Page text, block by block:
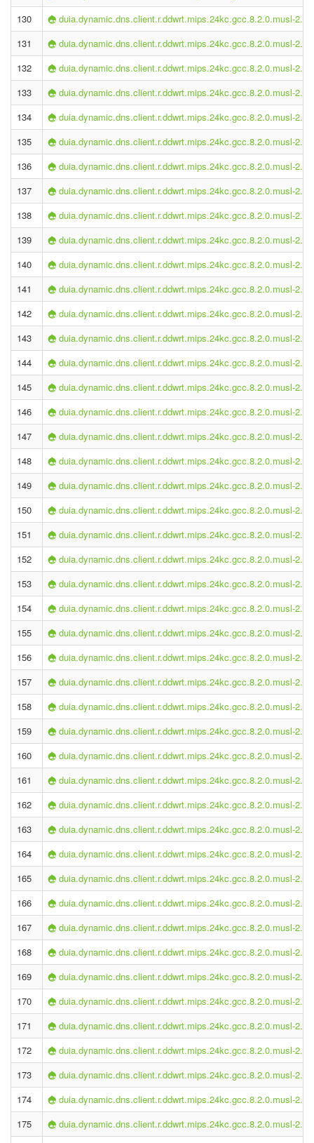
130
duia.dynamic.dns.client.r.ddwrt.mips.24kc.gcc.8.2.0.musl-
131
duia.dynamic.dns.client.r.ddwrt.mips.24kc.gcc.8.2.0.musl-
132
duia.dynamic.dns.client.r.ddwrt.mips.24kc.gcc.8.2.0.musl-
133
duia.dynamic.dns.client.r.ddwrt.mips.24kc.gcc.8.2.0.musl-
134
duia.dynamic.dns.client.r.ddwrt.mips.24kc.gcc.8.2.0.musl-
135
duia.dynamic.dns.client.r.ddwrt.mips.24kc.gcc.8.2.0.musl-
136
duia.dynamic.dns.client.r.ddwrt.mips.24kc.gcc.8.2.0.musl-
137
duia.dynamic.dns.client.r.ddwrt.mips.24kc.gcc.8.2.0.musl-
138
duia.dynamic.dns.client.r.ddwrt.mips.24kc.gcc.8.2.0.musl-
139
duia.dynamic.dns.client.r.ddwrt.mips.24kc.gcc.8.2.0.musl-
140
duia.dynamic.dns.client.r.ddwrt.mips.24kc.gcc.8.2.0.musl-
141
duia.dynamic.dns.client.r.ddwrt.mips.24kc.gcc.8.2.0.musl-
142
duia.dynamic.dns.client.r.ddwrt.mips.24kc.gcc.8.2.0.musl-
143
duia.dynamic.dns.client.r.ddwrt.mips.24kc.gcc.8.2.0.musl-
144
duia.dynamic.dns.client.r.ddwrt.mips.24kc.gcc.8.2.0.musl-
145
duia.dynamic.dns.client.r.ddwrt.mips.24kc.gcc.8.2.0.musl-
146
duia.dynamic.dns.client.r.ddwrt.mips.24kc.gcc.8.2.0.musl-
147
duia.dynamic.dns.client.r.ddwrt.mips.24kc.gcc.8.2.0.musl-
148
duia.dynamic.dns.client.r.ddwrt.mips.24kc.gcc.8.2.0.musl-
149
duia.dynamic.dns.client.r.ddwrt.mips.24kc.gcc.8.2.0.musl-
150
duia.dynamic.dns.client.r.ddwrt.mips.24kc.gcc.8.2.0.musl-
151
duia.dynamic.dns.client.r.ddwrt.mips.24kc.gcc.8.2.0.musl-
152
duia.dynamic.dns.client.r.ddwrt.mips.24kc.gcc.8.2.0.musl-
153
duia.dynamic.dns.client.r.ddwrt.mips.24kc.gcc.8.2.0.musl-
154
duia.dynamic.dns.client.r.ddwrt.mips.24kc.gcc.8.2.0.musl-
155
duia.dynamic.dns.client.r.ddwrt.mips.24kc.gcc.8.2.0.musl-
156
duia.dynamic.dns.client.r.ddwrt.mips.24kc.gcc.8.2.0.musl-
157
duia.dynamic.dns.client.r.ddwrt.mips.24kc.gcc.8.2.0.musl-
158
duia.dynamic.dns.client.r.ddwrt.mips.24kc.gcc.8.2.0.musl-
159
duia.dynamic.dns.client.r.ddwrt.mips.24kc.gcc.8.2.0.musl-
160
duia.dynamic.dns.client.r.ddwrt.mips.24kc.gcc.8.2.0.musl-
161
duia.dynamic.dns.client.r.ddwrt.mips.24kc.gcc.8.2.0.musl-
162
duia.dynamic.dns.client.r.ddwrt.mips.24kc.gcc.8.2.0.musl-
163
duia.dynamic.dns.client.r.ddwrt.mips.24kc.gcc.8.2.0.musl-
164
duia.dynamic.dns.client.r.ddwrt.mips.24kc.gcc.8.2.0.musl-
165
duia.dynamic.dns.client.r.ddwrt.mips.24kc.gcc.8.2.0.musl-
166
duia.dynamic.dns.client.r.ddwrt.mips.24kc.gcc.8.2.0.musl-
167
duia.dynamic.dns.client.r.ddwrt.mips.24kc.gcc.8.2.0.musl-
168
duia.dynamic.dns.client.r.ddwrt.mips.24kc.gcc.8.2.0.musl-
169
duia.dynamic.dns.client.r.ddwrt.mips.24kc.gcc.8.2.0.musl-
170
duia.dynamic.dns.client.r.ddwrt.mips.24kc.gcc.8.2.0.musl-
171
duia.dynamic.dns.client.r.ddwrt.mips.24kc.gcc.8.2.0.musl-
172
duia.dynamic.dns.client.r.ddwrt.mips.24kc.gcc.8.2.0.musl-
173
duia.dynamic.dns.client.r.ddwrt.mips.24kc.gcc.8.2.0.musl-
174
duia.dynamic.dns.client.r.ddwrt.mips.24kc.gcc.8.2.0.musl-
175
duia.dynamic.dns.client.r.ddwrt.mips.24kc.gcc.8.2.0.musl-